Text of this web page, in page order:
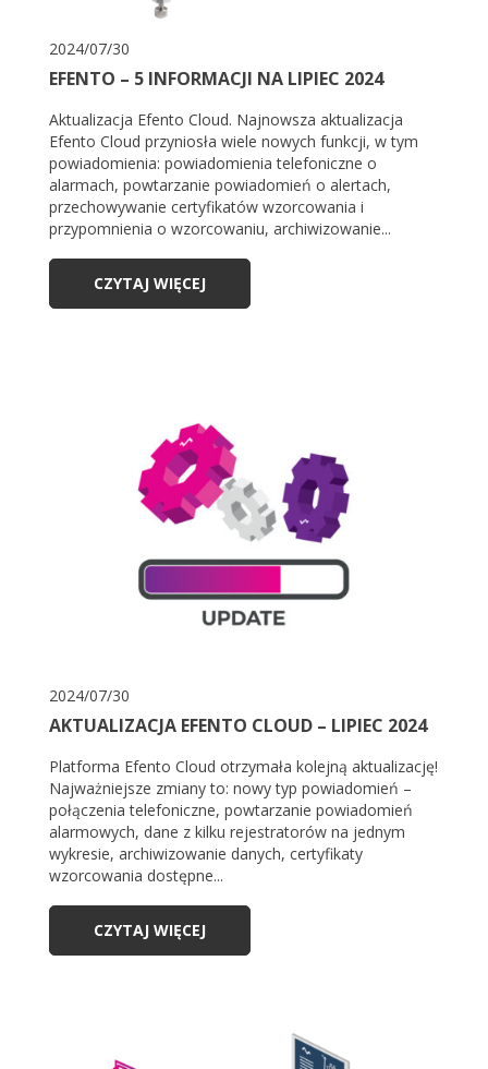
2024/07/30
EFENTO – 5 INFORMACJI NA LIPIEC 2024
Aktualizacja Efento Cloud. Najnowsza aktualizacja
Efento Cloud przyniosła wiele nowych funkcji, w tym
powiadomienia: powiadomienia telefoniczne o
alarmach, powtarzanie powiadomień o alertach,
przechowywanie certyfikatów wzorcowania i
przypomnienia o wzorcowaniu, archiwizowanie...
CZYTAJ WIĘCEJ
2024/07/30
AKTUALIZACJA EFENTO CLOUD – LIPIEC 2024
Platforma Efento Cloud otrzymała kolejną aktualizację!
Najważniejsze zmiany to: nowy typ powiadomień –
połączenia telefoniczne, powtarzanie powiadomień
alarmowych, dane z kilku rejestratorów na jednym
wykresie, archiwizowanie danych, certyfikaty
wzorcowania dostępne...
CZYTAJ WIĘCEJ